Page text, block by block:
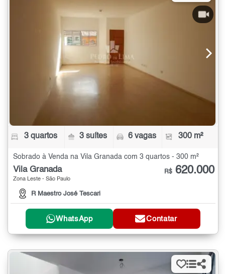
3 quartos 3 suítes 6 vagas 300 m²
Sobrado à Venda na Vila Granada com 3 quartos - 300 m²
Vila Granada
Zona Leste - São Paulo
R Maestro José Tescari
R$ 620.000
WhatsApp Contatar